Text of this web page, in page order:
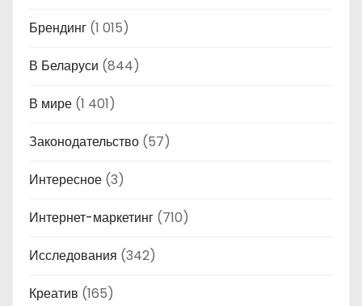
Брендинг (1 015)
В Беларуси (844)
В мире (1 401)
Законодательство (57)
Интересное (3)
Интернет-маркетинг (710)
Исследования (342)
Креатив (165)